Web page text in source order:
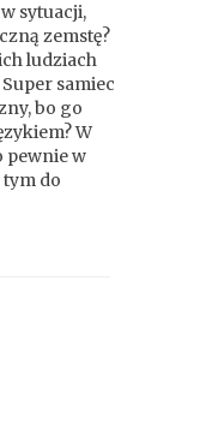
sytuacji,
zemstę?
ludziach
samiec
bo go
W
pewnie w
tym do